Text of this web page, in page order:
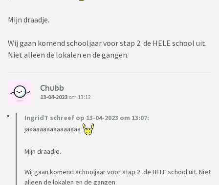
Mijn draadje.
Wij gaan komend schooljaar voor stap 2. de HELE school uit.
Niet alleen de lokalen en de gangen.
Chubb
13-04-2023 om 13:12
IngridT schreef op 13-04-2023 om 13:07:
jaaaaaaaaaaaaaaaa
Mijn draadje.
Wij gaan komend schooljaar voor stap 2. de HELE school uit. Niet
alleen de lokalen en de gangen.